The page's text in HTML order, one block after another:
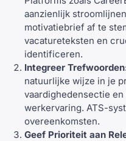
aanzienlijk
motivatiebrief af te
vacatureteksten en
identificeren.
Integreer
natuurlijke wijze in je
vaardighedensectie
werkervaring. ATS-
overeenkomsten.
Geef Prioriteit aan